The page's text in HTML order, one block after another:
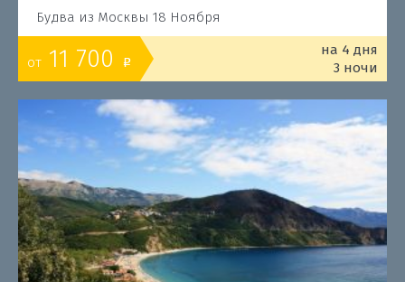
Будва из Москвы 18 Ноября
от 11 700 o
на 4 дня
3 ночи